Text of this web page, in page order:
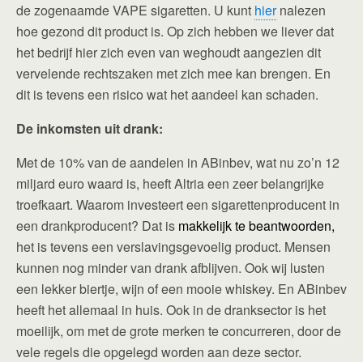
de zogenaamde VAPE sigaretten. U kunt hiernalezen
hoe gezond dit product is. Op zich hebben we liever dat
het bedrijf hier zich even van weghoudt aangezien dit
vervelende rechtszaken met zich mee kan brengen. En
dit is tevens een risico wat het aandeel kan schaden.
De inkomsten uit drank:
Met de 10% van de aandelen in ABinbev, wat nu zo’n 12
miljard euro waard is, heeft Altria een zeer belangrijke
troefkaart. Waarom investeert een sigarettenproducent in
een drankproducent? Dat is makkelijk te beantwoorden,
het is tevens een verslavingsgevoelig product. Mensen
kunnen nog minder van drank afblijven. Ook wij lusten
een lekker biertje, wijn of een mooie whiskey. En ABinbev
heeft het allemaal in huis. Ook in de dranksector is het
moeilijk, om met de grote merken te concurreren, door de
vele regels die opgelegd worden aan deze sector.